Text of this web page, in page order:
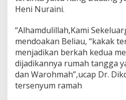
Heni Nuraini.
“Alhamdulillah,Kami
mendoakan Beliau, “kakak
menjadikan berkah kedua
dijadikannya rumah tangga
dan Warohmah”,ucap Dr.
tersenyum ramah